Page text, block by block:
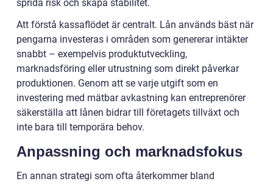
sprida risk och skapa stabilitet.
Att förstå kassaflödet är centralt. Lån används bäst när
pengarna investeras i områden som genererar intäkter
snabbt – exempelvis produktutveckling,
marknadsföring eller utrustning som direkt påverkar
produktionen. Genom att se varje utgift som en
investering med mätbar avkastning kan entreprenörer
säkerställa att lånen bidrar till företagets tillväxt och
inte bara till temporära behov.
Anpassning och marknadsfokus
En annan strategi som ofta återkommer bland